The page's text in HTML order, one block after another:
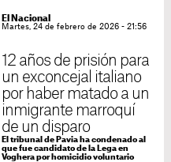
El Nacional
Martes, 24 de febrero de 2026 - 21:56
12 años de prisión para
un exconcejal italiano
por haber matado a un
inmigrante marroquí
de un disparo
El tribunal de Pavia ha condenado al
que fue candidato de la Lega en
Voghera por homicidio voluntario